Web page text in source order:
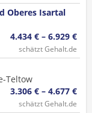
Oberes Isartal
4.434 € – 6.929 €
schätzt Gehalt.de
Teltow
3.306 € – 4.677 €
schätzt Gehalt.de